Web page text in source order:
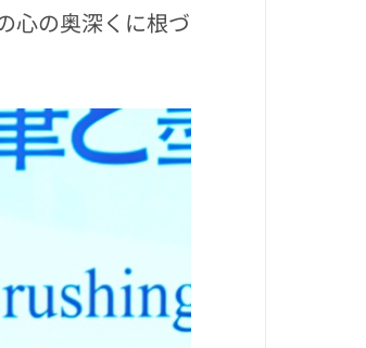
心の奥深くに根づ